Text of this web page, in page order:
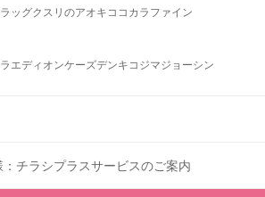
ッグクスリのアオキ ココカラファイン
エディオンケーズデンキ コジマジョーシン
チラシプラスサービスのご案内